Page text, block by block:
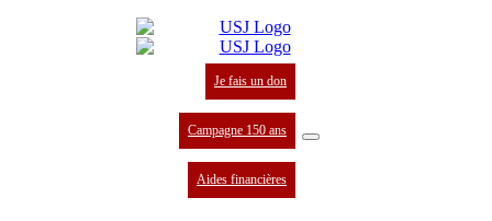
Je fais un don
Campagne 150 ans
Aides financières